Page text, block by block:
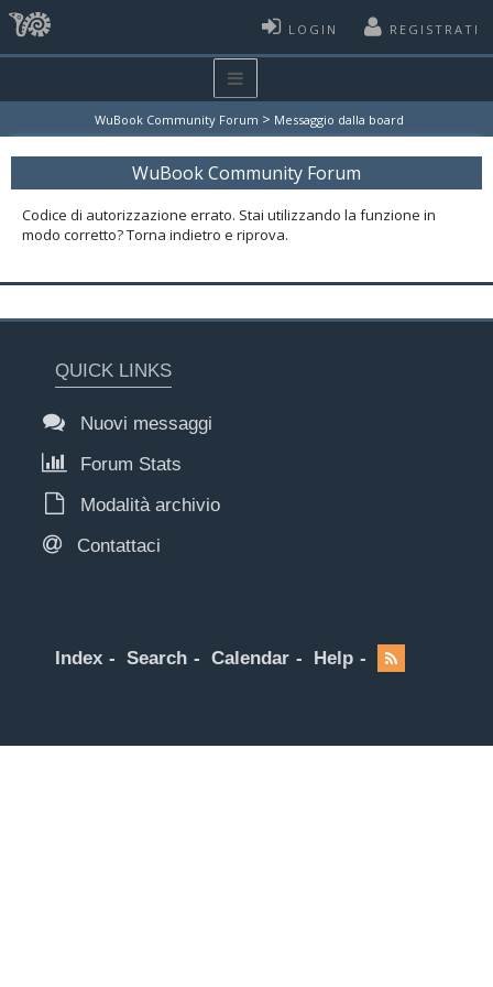
LOGIN REGISTRATI
WuBook Community Forum > Messaggio dalla board
WuBook Community Forum
Codice di autorizzazione errato. Stai utilizzando la funzione in
modo corretto? Torna indietro e riprova.
QUICK LINKS
Nuovi messaggi
Forum Stats
Modalità archivio
Contattaci
Index Search Calendar Help